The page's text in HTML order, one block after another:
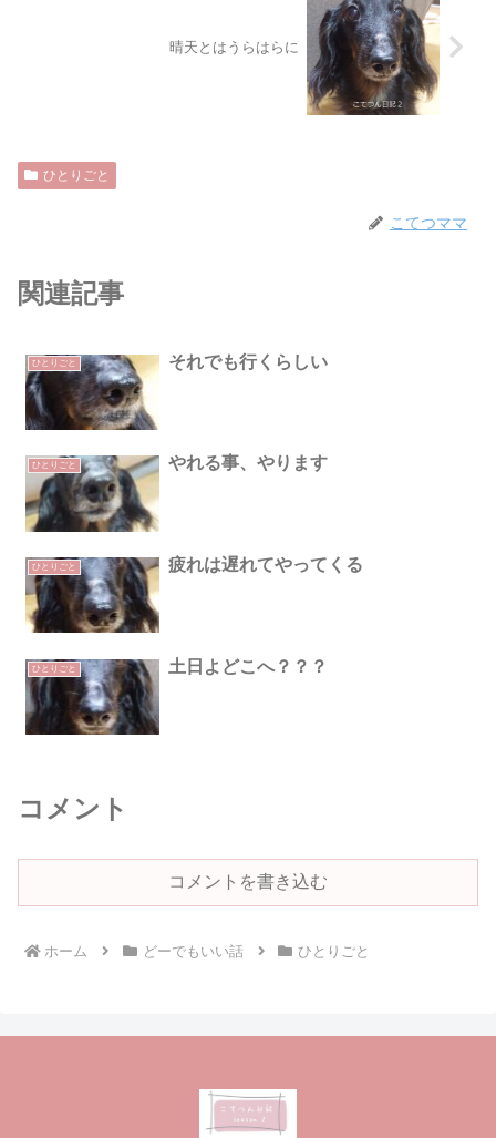
晴天とはうらはらに
ひとりごと
こてつママ
関連記事
ひとりごと それでも行くらしい
ひとりごと やれる事、やります
ひとりごと 疲れは遅れてやってくる
ひとりごと 土日よどこへ？？？
コメント
コメントを書き込む
ホーム どーでもいい話 ひとりごと